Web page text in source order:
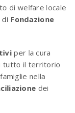
di welfare locale
di Fondazione
per la cura
tutto il territorio
nella
dei